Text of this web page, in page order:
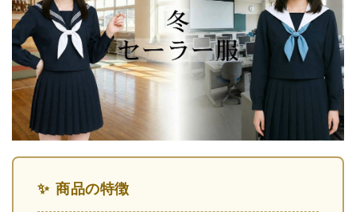
商品の特徴